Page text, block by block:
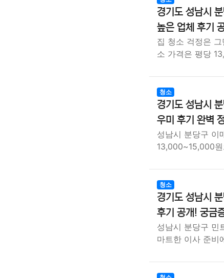
경기도 성남시
높은 업체 후기
집 청소 걱정은
소 가격은 평당
청소
경기도 성남시
우미 후기 완벽
성남시 분당구 이
13,000~15,000
청소
경기도 성남시
후기 공개! 궁금
성남시 분당구 민
마트한 이사 준비